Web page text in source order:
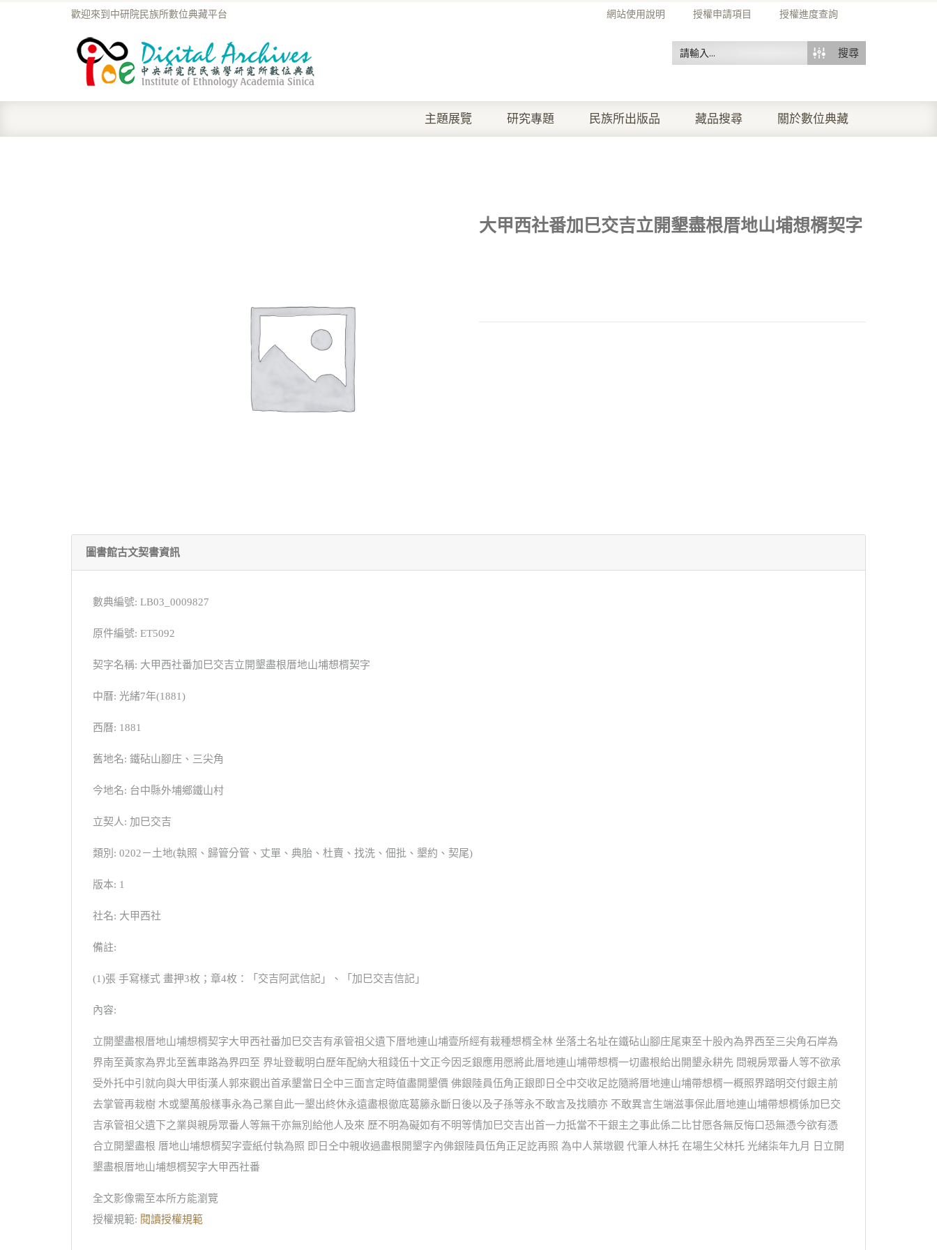
網站使用說明 授權申請項目 授權進度查詢
歡迎來到中研院民族所數位典藏平台
搜尋
主題展覽 研究專題 民族所出版品 藏品搜尋 關於數位典藏
大甲西社番加巳交吉立開墾盡根厝地山埔想楈契字
圖書館古文契書資訊
數典編號: LB03_0009827
原件編號: ET5092
契字名稱: 大甲西社番加巳交吉立開墾盡根厝地山埔想楈契字
中曆: 光緒7年(1881)
西曆: 1881
舊地名: 鐵砧山腳庄、三尖角
今地名: 台中縣外埔鄉鐵山村
立契人: 加巳交吉
類別: 0202－土地(執照、歸管分管、丈單、典胎、杜賣、找洗、佃批、墾約、契尾)
版本: 1
社名: 大甲西社
備註:
(1)張 手寫樣式 畫押3枚；章4枚：「交吉阿武信記」、「加巳交吉信記」
內容:
立開墾盡根厝地山埔想楈契字大甲西社番加巳交吉有承管祖父遺下厝地連山埔壹所經有栽種想楈全林 坐落土名址在鐵砧山腳庄尾東至十股內為界西至三尖角石岸為
界南至黃家為界北至舊車路為界四至 界址登載明白歷年配納大租錢伍十文正今因乏銀應用愿將此厝地連山埔帶想楈一切盡根給出開墾永耕先 問親房眾番人等不欲承
受外托中引就向與大甲街漢人郭來觀出首承墾當日仝中三面言定時值盡開墾價 佛銀陸員伍角正銀即日仝中交收足訖隨將厝地連山埔帶想楈一概照界踏明交付銀主前
去掌管再栽樹 木或墾萬般樣事永為己業自此一墾出終休永遠盡根徹底葛籐永斷日後以及子孫等永不敢言及找贖亦 不敢異言生端滋事保此厝地連山埔帶想楈係加巳交
吉承管祖父遺下之業與親房眾番人等無干亦無別給他人及來 歷不明為礙如有不明等情加巳交吉出首一力抵當不干銀主之事此係二比甘愿各無反悔口恐無憑今欲有憑
合立開墾盡根 厝地山埔想楈契字壹紙付執為照 即日仝中親收過盡根開墾字內佛銀陸員伍角正足訖再照 為中人葉墩觀 代筆人林托 在場生父林托 光緒柒年九月 日立開
墾盡根厝地山埔想楈契字大甲西社番
全文影像需至本所方能瀏覽
授權規範: 閱讀授權規範